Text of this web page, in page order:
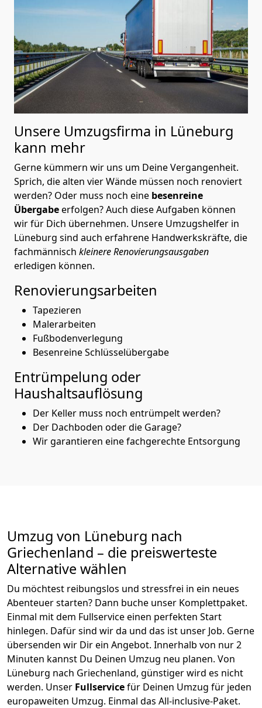
Unsere Umzugsfirma in Lüneburg
kann mehr
Gerne kümmern wir uns um Deine Vergangenheit.
Sprich, die alten vier Wände müssen noch renoviert
werden? Oder muss noch eine besenreine
Übergabeerfolgen? Auch diese Aufgaben können
wir für Dich übernehmen. Unsere Umzugshelfer in
Lüneburg sind auch erfahrene Handwerkskräfte, die
fachmännisch kleinere Renovierungsausgaben
erledigen können.
Renovierungsarbeiten
Tapezieren
Malerarbeiten
Fußbodenverlegung
Besenreine Schlüsselübergabe
Entrümpelung oder
Haushaltsauflösung
Der Keller muss noch entrümpelt werden?
Der Dachboden oder die Garage?
Wir garantieren eine fachgerechte Entsorgung
Umzug von Lüneburg nach
Griechenland – die preiswerteste
Alternative wählen
Du möchtest reibungslos und stressfrei in ein neues
Abenteuer starten? Dann buche unser Komplettpaket.
Einmal mit dem Fullservice einen perfekten Start
hinlegen. Dafür sind wir da und das ist unser Job. Gerne
übersenden wir Dir ein Angebot. Innerhalb von nur2
Minuten kannst Du Deinen Umzug neu planen. Von
Lüneburg nach Griechenland, günstiger wird es nicht
werden. Unser Fullservicefür Deinen Umzug für jeden
europaweiten Umzug. Einmal das All-inclusive-Paket.